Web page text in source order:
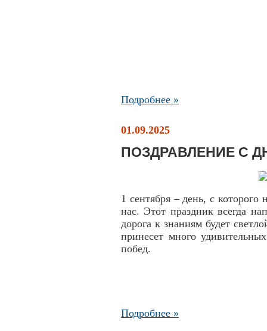
Подробнее »
01.09.2025
ПОЗДРАВЛЕНИЕ С
1 сентября – день, с которого
нас. Этот праздник всегда
дорога к знаниям будет
принесет много
побед.
Подробнее »